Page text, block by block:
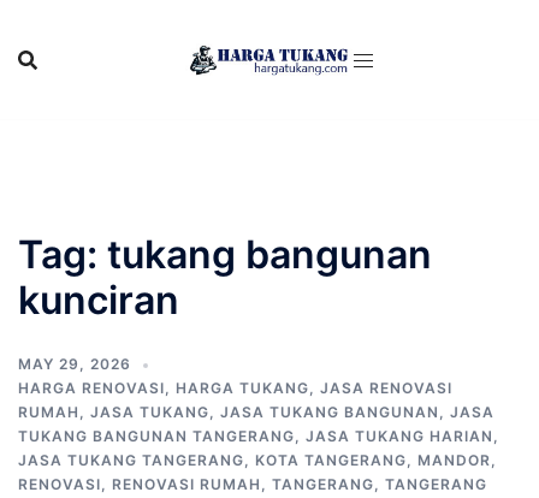
content
Tag: tukang bangunan
kunciran
MAY 29, 2026
HARGA RENOVASI, HARGA TUKANG, JASA RENOVASI
RUMAH , JASA TUKANG, JASA TUKANG BANGUNAN , JASA
TUKANG BANGUNAN TANGERANG, JASA TUKANG HARIAN ,
JASA TUKANG TANGERANG, KOTA TANGERANG, MANDOR,
RENOVASI, RENOVASI RUMAH , TANGERANG, TANGERANG